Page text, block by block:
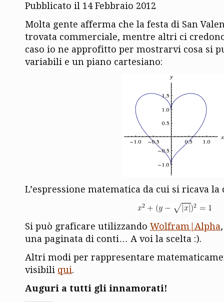
Pubblicato il 14 Febbraio 2012
Molta gente afferma che la festa di San
trovata commerciale, mentre altri ci
caso io ne approfitto per mostrarvi cosa si
variabili e un piano cartesiano:
L’espressione matematica da cui si ricava la
Si può graficare utilizzando Wolfram|Alpha
una paginata di conti… A voi la scelta :).
Altri modi per rappresentare
visibili qui.
Auguri a tutti gli innamorati!